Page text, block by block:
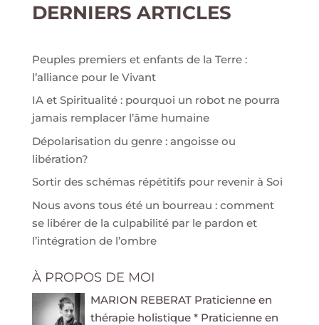
DERNIERS ARTICLES
Peuples premiers et enfants de la Terre :
l’alliance pour le Vivant
IA et Spiritualité : pourquoi un robot ne pourra
jamais remplacer l’âme humaine
Dépolarisation du genre : angoisse ou
libération?
Sortir des schémas répétitifs pour revenir à Soi
Nous avons tous été un bourreau : comment
se libérer de la culpabilité par le pardon et
l’intégration de l’ombre
À PROPOS DE MOI
MARION REBERAT Praticienne en
thérapie holistique * Praticienne en